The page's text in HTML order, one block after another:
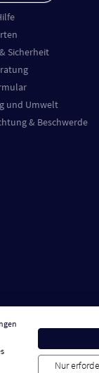
Sicherheit
und Umwelt
& Beschwerde
Nur